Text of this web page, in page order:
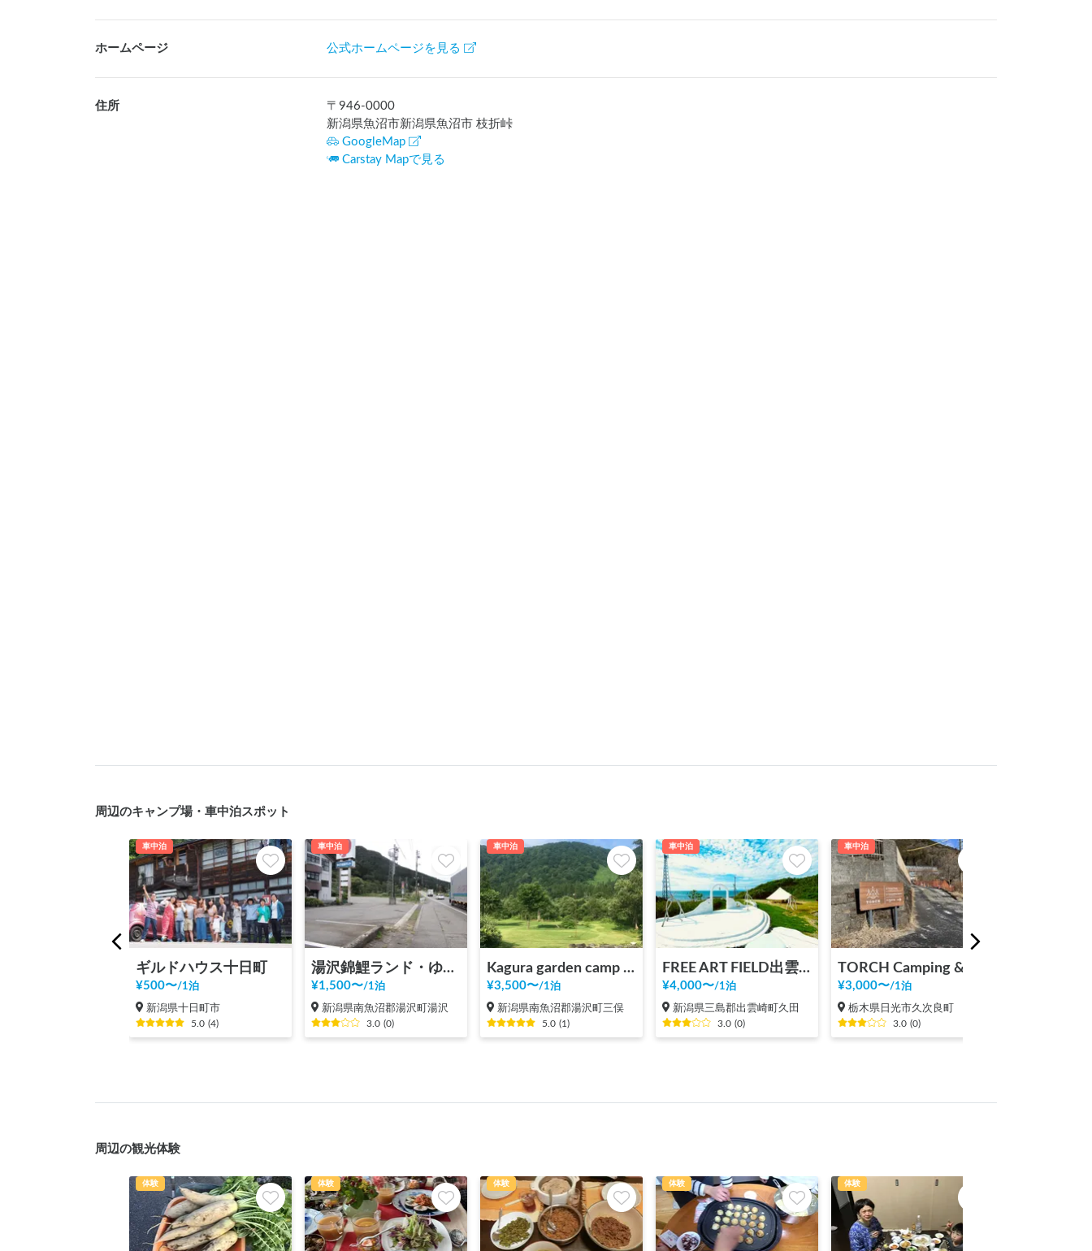
ホームページ 公式ホームページを見る
住所 〒 946-0000
新潟県魚沼市新潟県魚沼市 枝折峠
GoogleMap
Carstay Mapで見る
周辺のキャンプ場・車中泊スポット
車中泊
ギルドハウス十日町
¥500〜/1泊
新潟県十日町市
5.0 (4)
車中泊
湯沢錦鯉ランド・ゆざわ健康ランド
¥1,500〜/1泊
新潟県南魚沼郡湯沢町湯沢
3.0 (0)
車中泊
Kagura garden camp COVE
¥3,500〜/1泊
新潟県南魚沼郡湯沢町三俣
5.0 (1)
車中泊
FREE ART FIELD出雲崎
¥4,000〜/1泊
新潟県三島郡出雲崎町久田
3.0 (0)
車中泊
¥3,000〜/1泊
栃木県日光市久次良町
3.0 (0)
周辺の観光体験
体験 体験 体験 体験 体験